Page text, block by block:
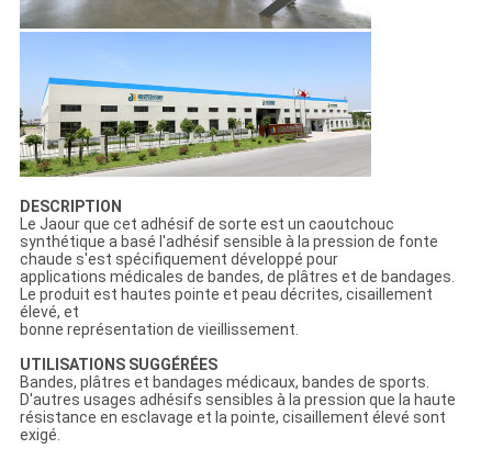
DESCRIPTION
Le Jaour que cet adhésif de sorte est un caoutchouc
synthétique a basé l'adhésif sensible à la pression de fonte
chaude s'est spécifiquement développé pour
applications médicales de bandes, de plâtres et de bandages.
Le produit est hautes pointe et peau décrites, cisaillement
élevé, et
bonne représentation de vieillissement.
UTILISATIONS SUGGÉRÉES
Bandes, plâtres et bandages médicaux, bandes de sports.
D'autres usages adhésifs sensibles à la pression que la haute
résistance en esclavage et la pointe, cisaillement élevé sont
exigé.